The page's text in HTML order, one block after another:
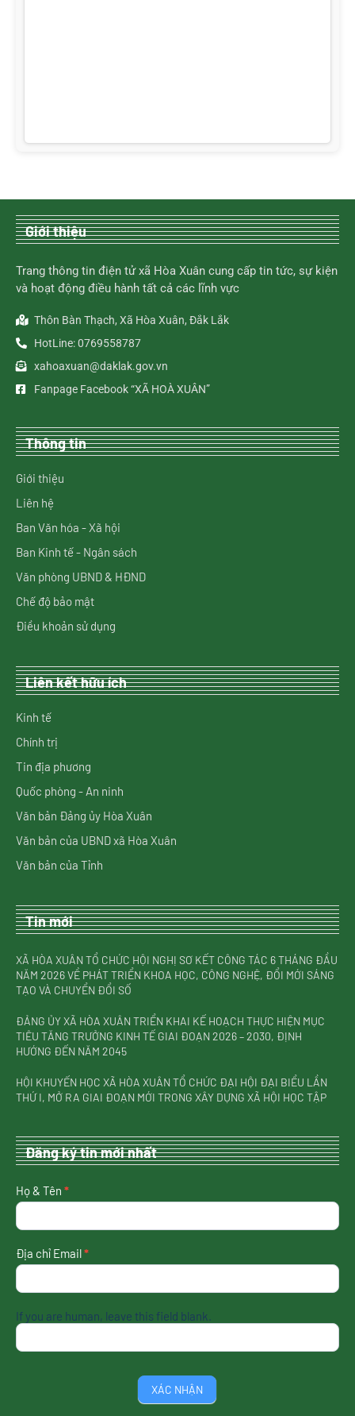
Giới thiệu
Trang thông tin điện tử xã Hòa Xuân cung cấp tin tức, sự kiện
và hoạt động điều hành tất cả các lĩnh vực
Thôn Bàn Thạch, Xã Hòa Xuân, Đắk Lắk
HotLine: 0769558787
xahoaxuan@daklak.gov.vn
Fanpage Facebook “XÃ HOÀ XUÂN”
Thông tin
Giới thiệu
Liên hệ
Ban Văn hóa - Xã hội
Ban Kinh tế - Ngân sách
Văn phòng UBND & HĐND
Chế độ bảo mật
Điều khoản sử dụng
Liên kết hữu ích
Kinh tế
Chính trị
Tin địa phương
Quốc phòng - An ninh
Văn bản Đảng ủy Hòa Xuân
Văn bản của UBND xã Hòa Xuân
Văn bản của Tỉnh
Tin mới
XÃ HÒA XUÂN TỔ CHỨC HỘI NGHỊ SƠ KẾT CÔNG TÁC 6 THÁNG ĐẦU
NĂM 2026 VỀ PHÁT TRIỂN KHOA HỌC, CÔNG NGHỆ, ĐỔI MỚI SÁNG
TẠO VÀ CHUYỂN ĐỔI SỐ
ĐẢNG ỦY XÃ HÒA XUÂN TRIỂN KHAI KẾ HOẠCH THỰC HIỆN MỤC
TIÊU TĂNG TRƯỞNG KINH TẾ GIAI ĐOẠN 2026 – 2030, ĐỊNH
HƯỚNG ĐẾN NĂM 2045
HỘI KHUYẾN HỌC XÃ HÒA XUÂN TỔ CHỨC ĐẠI HỘI ĐẠI BIỂU LẦN
THỨ I, MỞ RA GIAI ĐOẠN MỚI TRONG XÂY DỰNG XÃ HỘI HỌC TẬP
Đăng ký tin mới nhất
nhận
tin
nhất
Họ & Tên *
Địa chỉ Email*
If you are human, leave this field blank.
XÁC NHẬN